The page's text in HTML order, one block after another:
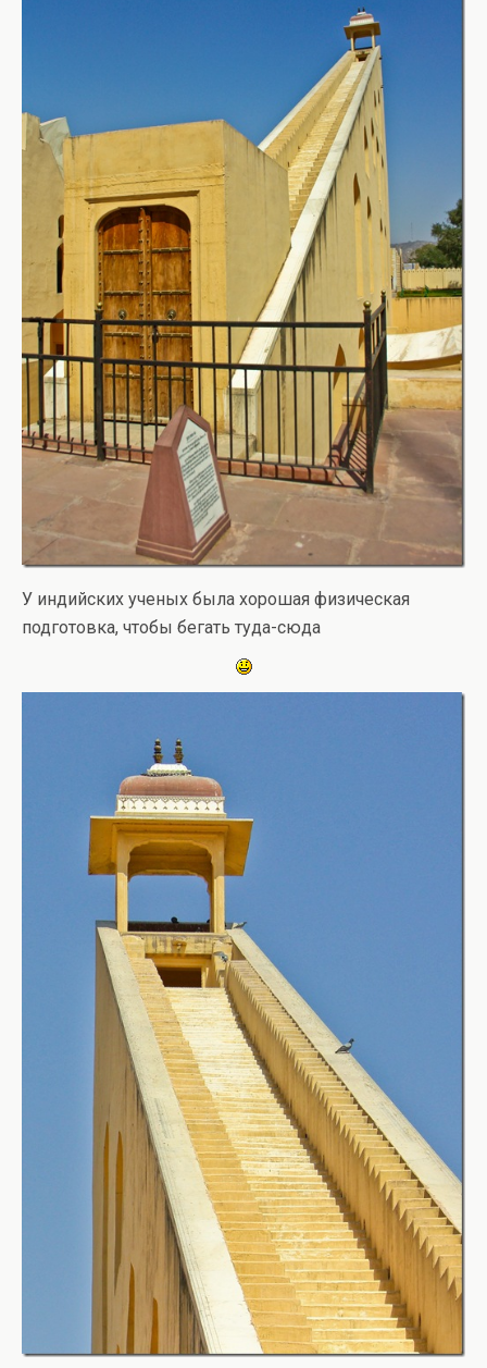
У индийских ученых была хорошая физическая
подготовка, чтобы бегать туда-сюда